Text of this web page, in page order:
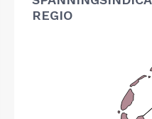
REGIO